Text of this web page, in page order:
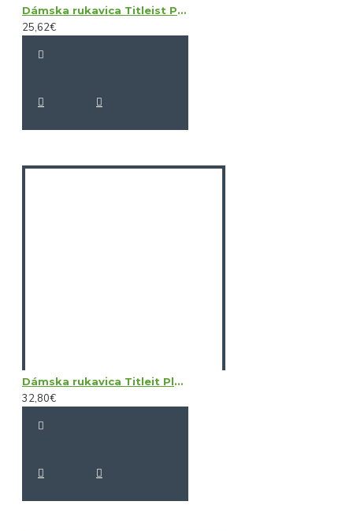
Dámska rukavica Titleist Perma Soft LH
25,62€
Dámska rukavica Titleit Players LH
32,80€